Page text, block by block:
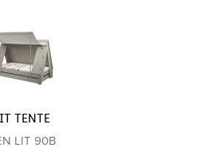
TENTE
LIT 90B